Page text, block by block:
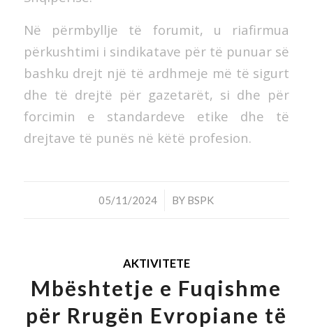
Në përmbyllje të forumit, u riafirmua
përkushtimi i sindikatave për të punuar së
bashku drejt një të ardhmeje më të sigurt
dhe të drejtë për gazetarët, si dhe për
forcimin e standardeve etike dhe të
drejtave të punës në këtë profesion.
05/11/2024
/ BY BSPK
AKTIVITETE
Mbështetje e Fuqishme
për Rrugën Evropiane të